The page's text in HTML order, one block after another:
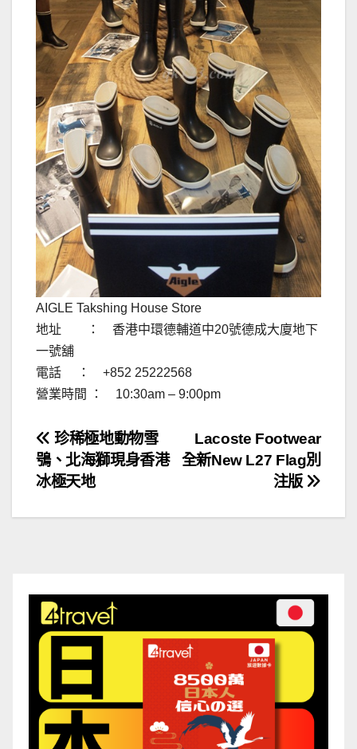
AIGLE Takshing House Store
地址 ： 香港中環德輔道中20號德成大廈地下
一號舖
電話 ： +852 25222568
營業時間 ： 10:30am – 9:00pm
文
章
導
Lacoste Footwear
全新New L27 Flag別
注版
珍稀極地動物雪
鴞、北海獅現身香港
冰極天地